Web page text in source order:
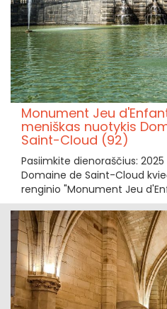
Monument Jeu
meniškas nuotykis
Saint-Cloud (92)
Pasiimkite dienoraščius: 2025
Domaine de Saint-Cloud
renginio "Monument Jeu